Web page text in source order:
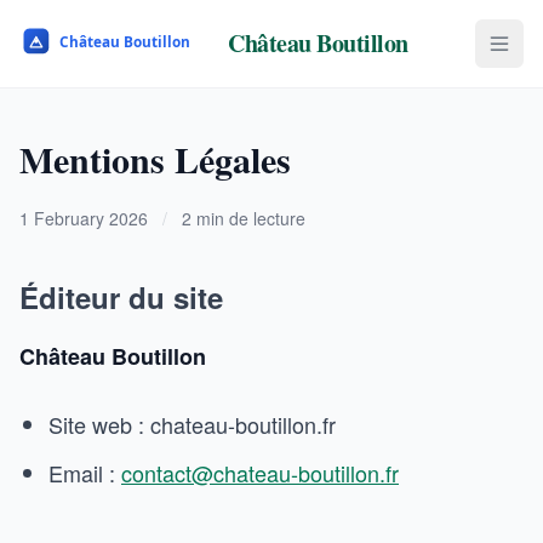
Château Boutillon
Mentions Légales
1 February 2026 / 2 min de lecture
Éditeur du site
Château Boutillon
Site web : chateau-boutillon.fr
Email : contact@chateau-boutillon.fr